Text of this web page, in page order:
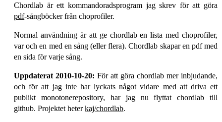
Chordlab är ett kommandoradsprogram jag skrev för att göra
pdf-sångböcker från choprofiler.
Normal användning är att ge chordlab en lista med choprofiler,
var och en med en sång (eller flera). Chordlab skapar en pdf med
en sida för varje sång.
Uppdaterat 2010-10-20: För att göra chordlab mer inbjudande,
och för att jag inte har lyckats något vidare med att driva ett
publikt monotone­repository, har jag nu flyttat chordlab till
github. Projektet heterkaj/chordlab.